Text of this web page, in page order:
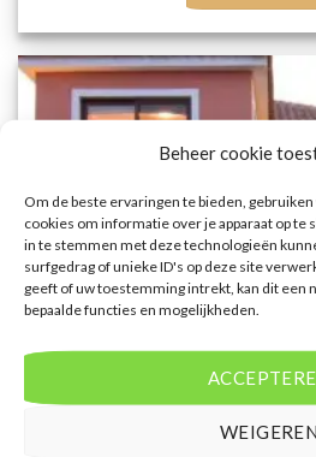
Beheer cookie
Om de beste ervaringen te bieden,
cookies om informatie over je apparaat op te
in te stemmen met deze technologieën
surfgedrag of unieke ID's op deze site
geeft of uw toestemming intrekt, kan dit een
bepaalde functies en mogelijkheden.
WEIGEREN